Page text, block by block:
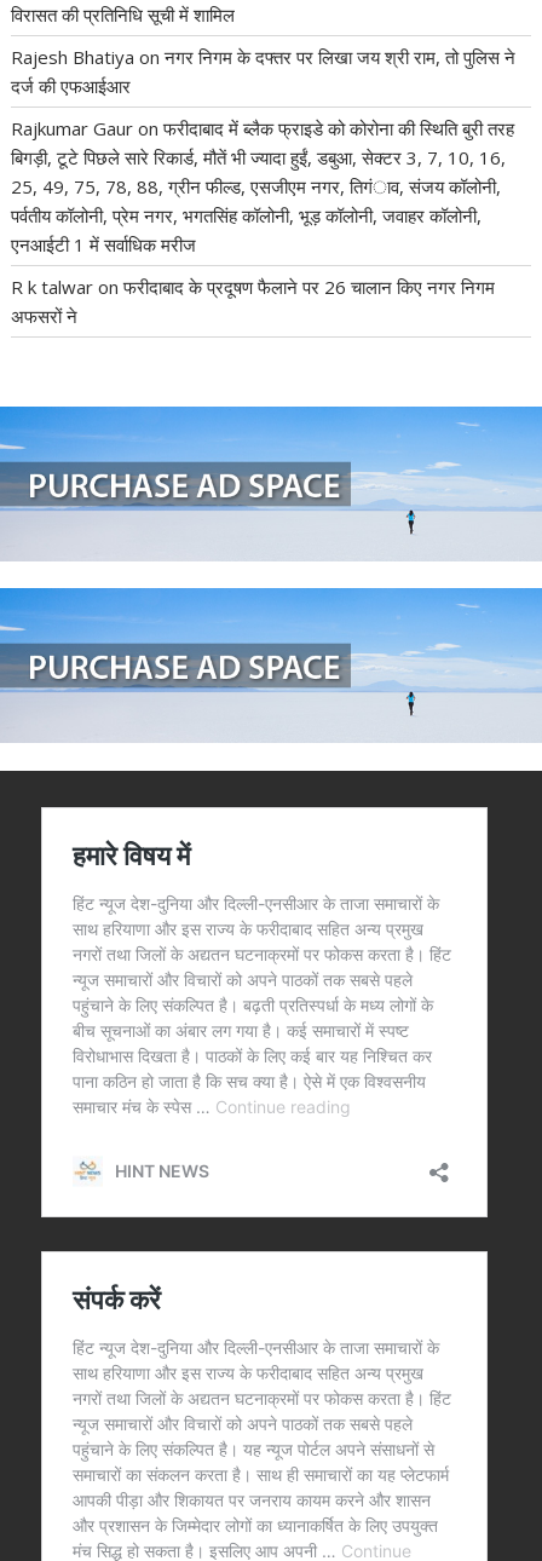
विरासत की प्रतिनिधि सूची में शामिल
Rajesh Bhatiya onनगर निगम के दफ्तर पर लिखा जय श्री राम, तो पुलिस ने
दर्ज की एफआईआर
Rajkumar Gaur onफरीदाबाद में ब्लैक फ्राइडे को कोरोना की स्थिति बुरी तरह
बिगड़ी, टूटे पिछले सारे रिकार्ड, मौतें भी ज्यादा हुईं, डबुआ, सेक्टर 3, 7, 10, 16,
25, 49, 75, 78, 88, ग्रीन फील्ड, एसजीएम नगर, तिगंाव, संजय कॉलोनी,
पर्वतीय कॉलोनी, प्रेम नगर, भगतसिंह कॉलोनी, भूड़ कॉलोनी, जवाहर कॉलोनी,
एनआईटी 1 में सर्वाधिक मरीज
R k talwar onफरीदाबाद के प्रदूषण फैलाने पर 26 चालान किए नगर निगम
अफसरों ने